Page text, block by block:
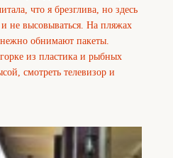
что я брезглива, но здесь
не высовываться. На пляжах
обнимают пакеты.
из пластика и рыбных
смотреть телевизор и